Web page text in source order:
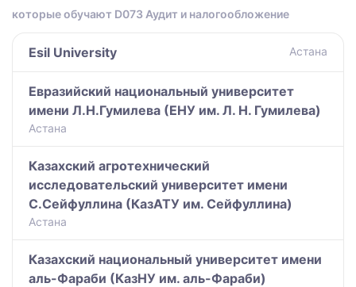
которые обучают D073 Аудит и налогообложение
Esil University Астана
Евразийский национальный университет
имени Л.Н.Гумилева (ЕНУ им. Л. Н. Гумилева)
Астана
Казахский агротехнический
исследовательский университет имени
С.Сейфуллина (КазАТУ им. Сейфуллина)
Астана
Казахский национальный университет имени
аль-Фараби (КазНУ им. аль-Фараби)